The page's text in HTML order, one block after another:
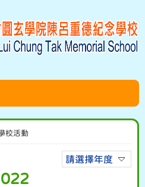
校活動
請選擇年度